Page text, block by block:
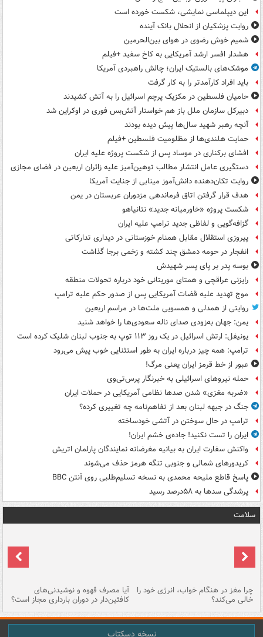
این دیپلماسی نمایشی، شکست خورده است
روایت پزشکیان از انحلال بانک آینده
شمیم خوش رضوی در هوای بین‌الحرمین
هشدار افسر ارشد آمریکایی به کاخ سفید +فیلم
موشک‌های بالستیک ایران؛ چالش راهبردی آمریکا
باید افراد کارآمدتر را به کار گرفت
حامیان فلسطین در مکزیک پرچم اسرائیل را به آتش کشیدند
دبیرکل سازمان ملل باز هم خواستار آتش‌بس فوری در اوکراین شد
آنچه رهبر شهید سال‌ها پیش دیده بودند
حمایت هلندی‌ها از مظلومیت فلسطین +فیلم
افشای برکناری در موساد پس از شکست پروژه علیه ایران
دستگیری عامل انتشار مطالب توهین‌آمیز علیه زائران اربعین در فضای مجازی
روایت تکان‌دهنده دانش‌آموز مینابی از جنایت آمریکا
هدف قرار گرفتن اتاق‌ فرماندهی مزدوران عربستان در یمن
شکست پروژه «خاورمیانه جدید» نتانیاهو
گزافه‌گویی و لفاظی جدید ترامپ علیه ایران
پیروزی استقلال مقابل همنام خوزستانی در دیداری تدارکاتی
انفجار در حومه دمشق چند کشته و زخمی برجا گذاشت
بوسه‌ پدر بر پای پسر شهیدش
رایزنی عراقچی و همتای موریتانی خود درباره تحولات منطقه
موج تهدید علیه قضات آمریکایی پس از صدور حکم علیه ترامپ
روایتی از همدلی و همسویی ملت‌ها در مراسم اربعین
یمن: جهان به‌زودی صدای ناله سعودی‌ها را خواهد شنید
یونیفل: ارتش اسرائیل در یک روز ۱۱۳ توپ به جنوب لبنان شلیک کرده است
ترامپ: همه چیز درباره ایران به طور استثنایی خوب پیش می‌رود
عبور از خط قرمز ایران یعنی مرگ!
حمله نیروهای اسرائیلی به خبرنگار پرس‌تی‌وی
«ضربه مغزی» شدن صدها نظامی آمریکایی در حملات ایران
جنگ در جبهه لبنان بعد از تفاهم‌نامه چه تغییری کرده؟
ترامپ در حال سوختن در آتشی خودساخته
ایران را تست نکنید! جاده‌ی خشم ایران!
واکنش سفارت ایران به بیانیه مغرضانه نمایندگان پارلمان اتریش
کریدورهای شمالی و جنوبی تنگه هرمز حذف می‌شوند
پاسخ قاطع ملیحه محمدی به نسخه تسلیم‌طلبی روی آنتن BBC
پرشدگی سدها به ۵۸درصد رسید
سلامت
چرا مغز در هنگام خواب، انرژی خود را
خالی می‌کند؟
آیا مصرف قهوه و نوشیدنی‌های
کافئین‌دار در دوران بارداری مجاز است؟
نسخه دسکتاپ